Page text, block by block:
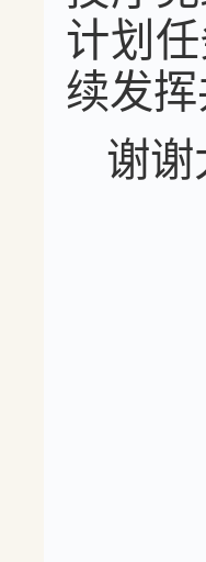
计划
续发
谢谢